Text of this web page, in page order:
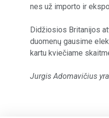
nes už importo ir
Didžiosios Britanijos
duomenų gausime
kartu kviečiame
Jurgis Adomavičius